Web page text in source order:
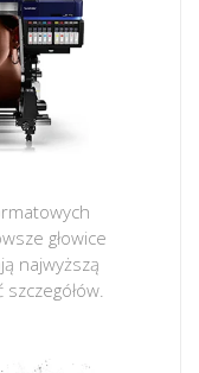
głowice
najwyższą
szczegółów.